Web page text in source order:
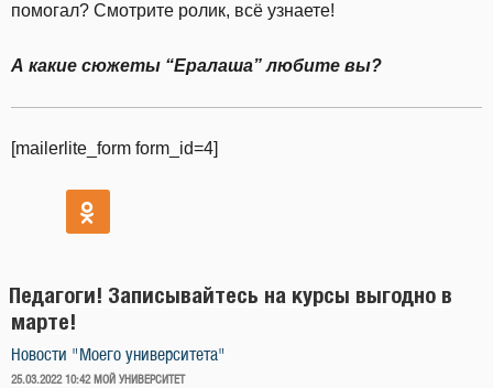
помогал? Смотрите ролик, всё узнаете!
А какие сюжеты “Ералаша” любите вы?
[mailerlite_form form_id=4]
Педагоги! Записывайтесь на курсы выгодно в
марте!
Новости "Моего университета"
ОПУБЛИКОВАНО
25.03.2022 10:42 МОЙ УНИВЕРСИТЕТ